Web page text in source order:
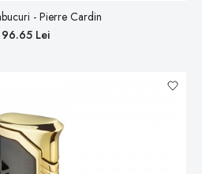
- Pierre Cardin
96.65 Lei